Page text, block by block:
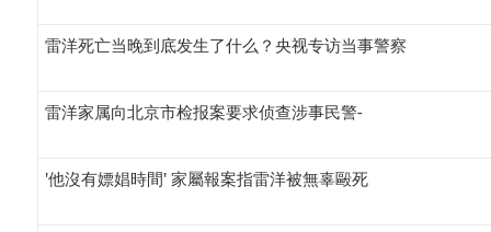
雷洋死亡当晚到底发生了什么？央视专访当事警察
雷洋家属向北京市检报案要求侦查涉事民警-
'他沒有嫖娼時間' 家屬報案指雷洋被無辜毆死